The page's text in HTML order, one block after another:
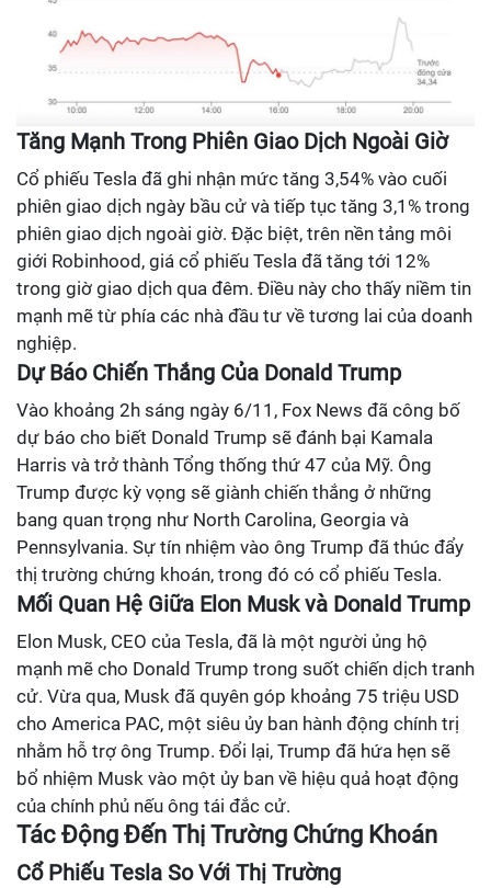
Tăng Mạnh Trong Phiên Giao Dịch Ngoài Giờ
Cổ phiếu Tesla đã ghi nhận mức tăng 3,54% vào cuối
phiên giao dịch ngày bầu cử và tiếp tục tăng 3,1% trong
phiên giao dịch ngoài giờ. Đặc biệt, trên nền tảng môi
giới Robinhood, giá cổ phiếu Tesla đã tăng tới 12%
trong giờ giao dịch qua đêm. Điều này cho thấy niềm tin
mạnh mẽ từ phía các nhà đầu tư về tương lai của doanh
nghiệp.
Dự Báo Chiến Thắng Của Donald Trump
Vào khoảng 2h sáng ngày 6/11, Fox News đã công bố
dự báo cho biết Donald Trump sẽ đánh bại Kamala
Harris và trở thành Tổng thống thứ 47 của Mỹ. Ông
Trump được kỳ vọng sẽ giành chiến thắng ở những
bang quan trọng như North Carolina, Georgia và
Pennsylvania. Sự tín nhiệm vào ông Trump đã thúc đẩy
thị trường chứng khoán, trong đó có cổ phiếu Tesla.
Mối Quan Hệ Giữa Elon Musk và Donald Trump
Elon Musk, CEO của Tesla, đã là một người ủng hộ
mạnh mẽ cho Donald Trump trong suốt chiến dịch tranh
cử. Vừa qua, Musk đã quyên góp khoảng 75 triệu USD
cho America PAC, một siêu ủy ban hành động chính trị
nhằm hỗ trợ ông Trump. Đổi lại, Trump đã hứa hẹn sẽ
bổ nhiệm Musk vào một ủy ban về hiệu quả hoạt động
của chính phủ nếu ông tái đắc cử.
Tác Động Đến Thị Trường Chứng Khoán
Cổ Phiếu Tesla So Với Thị Trường